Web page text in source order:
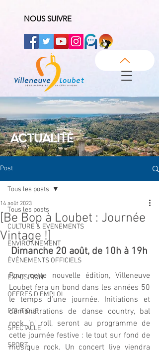
NOUS SUIVRE
ACTUALITÉ
Post
Tous les posts
CULTURE & EVENEMENTS
ENVIRONNEMENT
ÉVÉNEMENTS OFFICIELS
EXPOSITION
OFFRES D'EMPLOI
POLITIQUE
SPECTACLE
SPORT
Tous les posts
[Be Bop à Loubet : Journée
Vintage !]
14 août 2023
Dimanche 20 août, de 10h à 19h
Pour cette nouvelle édition, Villeneuve
Loubet fera un bond dans les années 50
le temps d’une journée. Initiations et
démonstrations de danse country, bal
rock ’n' roll, seront au programme de
cette journée festive : le tout sur fond de
musique rock. Un concert live viendra